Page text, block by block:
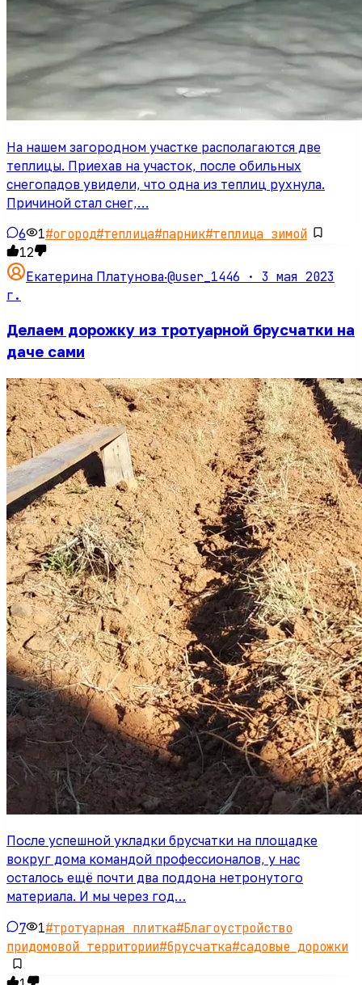
На нашем загородном участке располагаются две
теплицы. Приехав на участок, после обильных
снегопадов увидели, что одна из теплиц рухнула.
Причиной стал снег,…
6 1#огород#теплица#парник#теплица зимой
12
Екатерина Платунова·@user_1446 · 3 мая 2023
г.
Делаем дорожку из тротуарной брусчатки на
даче сами
После успешной укладки брусчатки на площадке
вокруг дома командой профессионалов, у нас
осталось ещё почти два поддона нетронутого
материала. И мы через год…
7 1#тротуарная плитка#Благоустройство
придомовой территории#брусчатка#садовые дорожки